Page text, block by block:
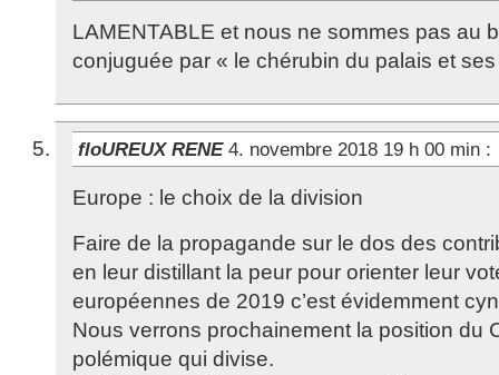
LAMENTABLE et nous ne sommes pas au
conjuguée par « le chérubin du palais et
floUREUX RENE 4. novembre 2018 19 h 00 min :
Europe : le choix de la division
Faire de la propagande sur le dos des
en leur distillant la peur pour orienter leur
européennes de 2019 c’est évidemment
Nous verrons prochainement la position du
polémique qui divise.